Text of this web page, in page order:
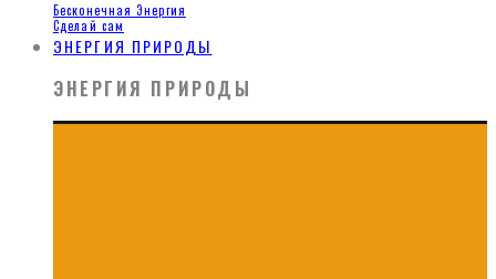
Бесконечная Энергия
Сделай сам
ЭНЕРГИЯ ПРИРОДЫ
ЭНЕРГИЯ ПРИРОДЫ